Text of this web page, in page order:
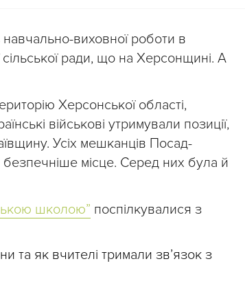
виховної роботи в
сільської ради, що на Херсонщині. А
Херсонської області,
військові утримували позиції,
Усіх мешканців Посад-
місце. Серед них була й
школою” поспілкувалися з
та як вчителі тримали звʼязок з